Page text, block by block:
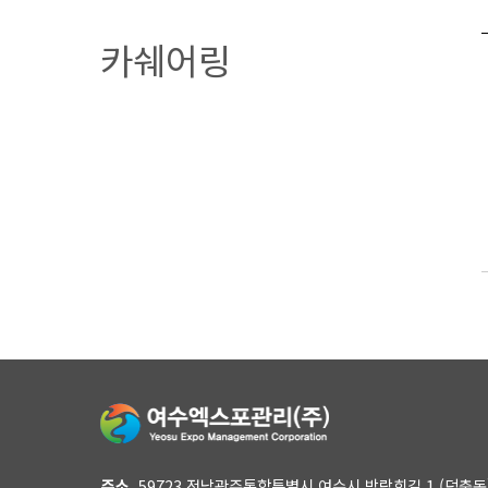
카쉐어링